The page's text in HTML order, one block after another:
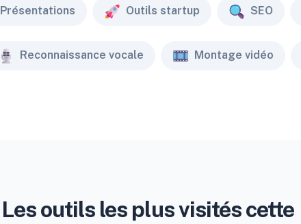
Présentations Outils startup SEO
Reconnaissance vocale Montage vidéo
Les outils les plus visités cette